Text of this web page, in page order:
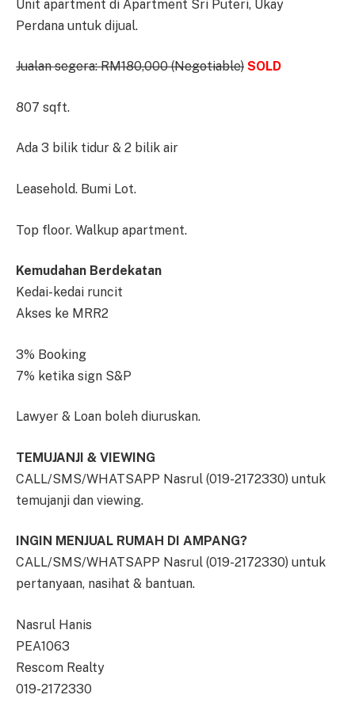
Unit apartment di Apartment Sri Puteri, Ukay
Perdana untuk dijual.
Jualan segera: RM180,000 (Negotiable) SOLD
807 sqft.
Ada 3 bilik tidur & 2 bilik air
Leasehold. Bumi Lot.
Top floor. Walkup apartment.
Kemudahan Berdekatan
Kedai-kedai runcit
Akses ke MRR2
3% Booking
7% ketika sign S&P
Lawyer & Loan boleh diuruskan.
TEMUJANJI & VIEWING
CALL/SMS/WHATSAPP Nasrul (019-2172330) untuk
temujanji dan viewing.
INGIN MENJUAL RUMAH DI AMPANG?
CALL/SMS/WHATSAPP Nasrul (019-2172330) untuk
pertanyaan, nasihat & bantuan.
Nasrul Hanis
PEA1063
Rescom Realty
019-2172330